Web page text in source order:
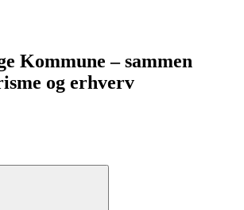
Kommune – sammen
og erhverv